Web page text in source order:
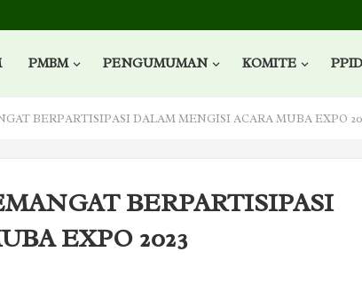
PMBM PENGUMUMAN KOMITE PPID
BERPARTISIPASI DALAM MENGISI ACARA MUBA EXPO
BERPARTISIPASI
EXPO 2023